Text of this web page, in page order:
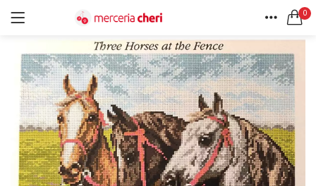
0
HOME
ACCOUNT
Ricordami
CERCA IN:
Tutte le categorie
Accessori Design (56)
Accessori merceria (94)
Cesti portalavoro (8)
Aghi e spilli (24)
Applicazioni (26)